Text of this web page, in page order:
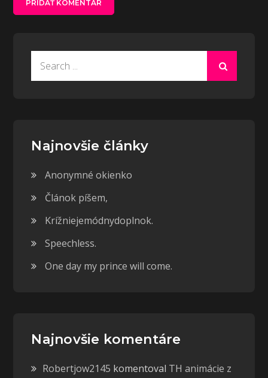
Najnovšie články
Anonymné okienko
Článok píšem,
Krížniejemódnydoplnok.
Speechless.
One day my prince will come.
Najnovšie komentáre
Robertjow2145 komentoval TH animácie z